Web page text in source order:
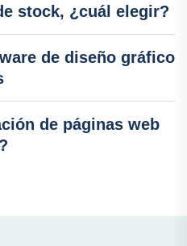
stock, ¿cuál elegir?
de diseño gráfico
de páginas web